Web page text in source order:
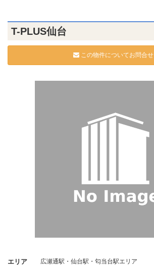
T-PLUS仙台
この物件についてお問合せ
エリア 広瀬通駅・仙台駅・匂当台駅エリア